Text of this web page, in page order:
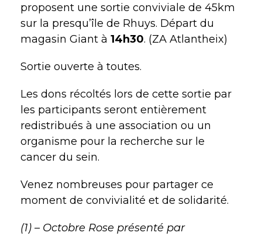
proposent une sortie conviviale de 45km
sur la presqu’île de Rhuys. Départ du
magasin Giant à 14h30. (ZA Atlantheix)
Sortie ouverte à toutes.
Les dons récoltés lors de cette sortie par
les participants seront entièrement
redistribués à une association ou un
organisme pour la recherche sur le
cancer du sein.
Venez nombreuses pour partager ce
moment de convivialité et de solidarité.
(1) – Octobre Rose présenté par